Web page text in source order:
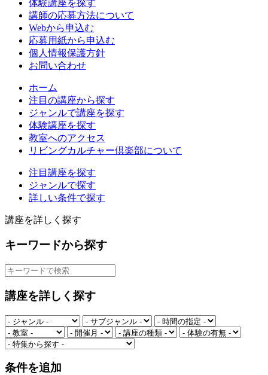
体験講座を探す
講師の応募方法について
Webから申込む
応募用紙から申込む
個人情報保護方針
お問い合わせ
ホーム
注目の講座から探す
ジャンルで講座を探す
体験講座を探す
教室へのアクセス
リビングカルチャー倶楽部について
注目講座を探す
ジャンルで探す
詳しい条件で探す
講座を詳しく探す
キーワードから探す
講座を詳しく探す
条件を追加